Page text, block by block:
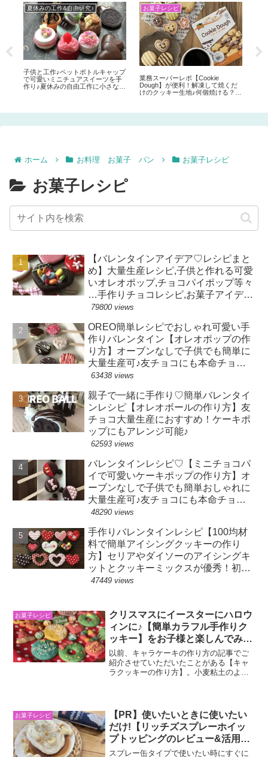
夏休みの工作&自由研究♪
子供と工作♪ペットボトルキャップ
で可愛いミニチュアスイーツを手
作り♪夏休みの自由工作に小さなケ
お菓子レシピ
業務スーパーレポ【Cookie
Dough】が便利！解凍して焼くだ
けのクッキー生地♪何個焼ける？オ
レ
ホーム お料理 お菓子 パン お菓子レシピ
お菓子レシピ
【バレンタインアイデア♡レシピまと
め】大量生産レシピ,子供と作れる可愛
いオレオポップ,チョコパイポップ等々
…手作りチョコレシピ,お菓子アイデ
ア,100均バレンタイングッズ、など一
79800 views
OREO簡単レシピでおしゃれ可愛い手
作りバレンタイン【オレオポップの作
り方】オーブンなしで子供でも簡単に
大量生産可♪友チョコにも本命チョコ
にも♪
63438 views
親子で一緒に手作り♡簡単バレンタイ
ンレシピ【オレオボールの作り方】友
チョコ大量生産におすすめ！ケーキポ
ップにもアレンジ可能♪
62593 views
バレンタインレシピ♡【ミニチョコパ
イで可愛いケーキポップの作り方】オ
ーブンなしで子供でも簡単おしゃれに
大量生産可♪友チョコにも本命チョコ
にも♪
48290 views
手作りバレンタインレシピ【100均材
料で簡単アイシングクッキーの作り
方】セリアやダイソーのアイシングキ
ットとクッキーミックスが優秀！初心
者でも出来るおしゃれ可愛いデザイン
47449 views
お菓子レシピ
クリスマスにイースターにハロウ
ィンに♪【簡単カラフル手作りク
ッキー】をお子様と楽しんでみよ
う♪小麦粘土みたいに成型が簡単♪
クリスマスツリーに飾るクッキー
オーナメントにも★
以前、キャラケーキの作り方の記事でご
紹介させていただいたことがある【キャ
ラクッキーの作り方】。小麦粘土のよう
あれば簡単に、カラフルな...
お菓子レシピ
【PR】使いたいときに使いたい
だけ!【リッチズスプレーホイッ
プトッピングのレビュー&活用レ
シピ】デコレーションや仕上げに
スプレー缶タイプで使いたい時にすぐに